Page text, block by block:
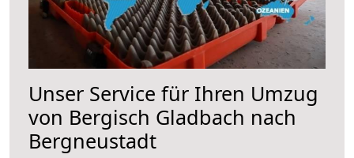
Unser Service für Ihren Umzug
von Bergisch Gladbach nach
Bergneustadt